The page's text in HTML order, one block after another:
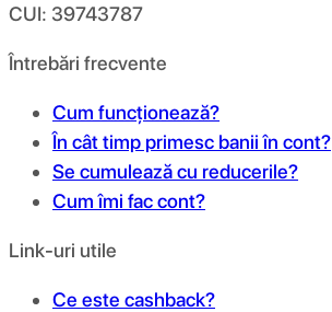
CUI: 39743787
Întrebări frecvente
Cum funcționează?
În cât timp primesc banii în cont?
Se cumulează cu reducerile?
Cum îmi fac cont?
Link-uri utile
Ce este cashback?